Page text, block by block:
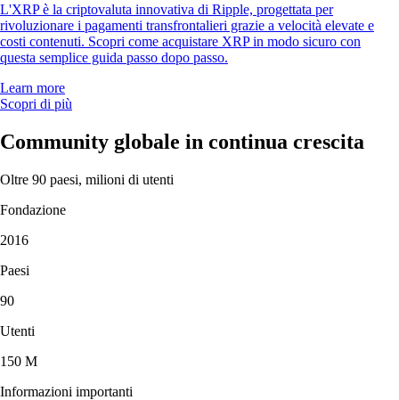
L'XRP è la criptovaluta innovativa di Ripple, progettata per
rivoluzionare i pagamenti transfrontalieri grazie a velocità elevate e
costi contenuti. Scopri come acquistare XRP in modo sicuro con
questa semplice guida passo dopo passo.
Learn more
Scopri di più
Community globale in continua crescita
Oltre 90 paesi, milioni di utenti
Fondazione
2016
Paesi
90
Utenti
150 M
Informazioni importanti